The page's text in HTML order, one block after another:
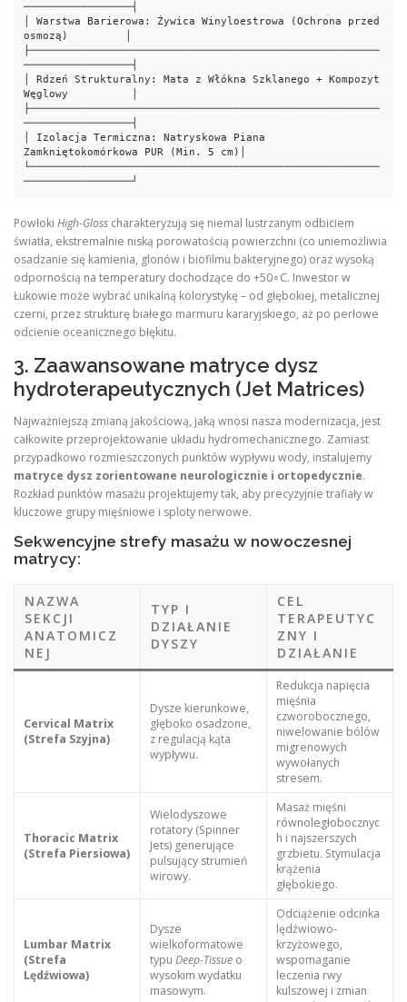
─────────────────┤
│ Warstwa Barierowa: Żywica Winyloestrowa (Ochrona przed
osmozą)         │
├───────────────────────────────────────────────────────
─────────────────┤
│ Rdzeń Strukturalny: Mata z Włókna Szklanego + Kompozyt
Węglowy          │
├───────────────────────────────────────────────────────
─────────────────┤
│ Izolacja Termiczna: Natryskowa Piana
Zamkniętokomórkowa PUR (Min. 5 cm)│
└───────────────────────────────────────────────────────
Powłoki High-Gloss charakteryzują się niemal lustrzanym odbiciem
światła, ekstremalnie niską porowatością powierzchni (co uniemożliwia
osadzanie się kamienia, glonów i biofilmu bakteryjnego) oraz wysoką
odpornością na temperatury dochodzące do +50∘C. Inwestor w
Łukowie może wybrać unikalną kolorystykę – od głębokiej, metalicznej
czerni, przez strukturę białego marmuru kararyjskiego, aż po perłowe
odcienie oceanicznego błękitu.
3. Zaawansowane matryce dysz
hydroterapeutycznych (Jet Matrices)
Najważniejszą zmianą jakościową, jaką wnosi nasza modernizacja, jest
całkowite przeprojektowanie układu hydromechanicznego. Zamiast
przypadkowo rozmieszczonych punktów wypływu wody, instalujemy
matryce dysz zorientowane neurologicznie i ortopedycznie.
Rozkład punktów masażu projektujemy tak, aby precyzyjnie trafiały w
kluczowe grupy mięśniowe i sploty nerwowe.
Sekwencyjne strefy masażu w nowoczesnej
matrycy:
NAZWA
SEKCJI
ANATOMICZ
NEJ
TYP I
DZIAŁANIE
DYSZY
CEL
TERAPEUTYC
ZNY I
DZIAŁANIE
Cervical Matrix
(Strefa Szyjna)
Dysze kierunkowe,
głęboko osadzone,
z regulacją kąta
wypływu.
Redukcja napięcia
mięśnia
czworobocznego,
niwelowanie bólów
migrenowych
wywołanych
stresem.
Thoracic Matrix
(Strefa Piersiowa)
Wielodyszowe
rotatory (Spinner
Jets) generujące
pulsujący strumień
wirowy.
Masaż mięśni
równoległobocznyc
h i najszerszych
grzbietu. Stymulacja
krążenia
głębokiego.
Lumbar Matrix
(Strefa
Lędźwiowa)
Dysze
wielkoformatowe
typu Deep-Tissueo
wysokim wydatku
masowym.
Odciążenie odcinka
lędźwiowo-
krzyżowego,
wspomaganie
leczenia rwy
kulszowej i zmian